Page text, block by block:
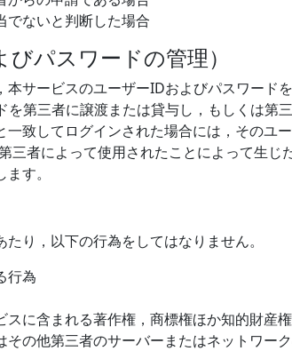
でないと判断した場合
パスワードの管理）
サービスのユーザーIDおよびパスワード
を第三者に譲渡または貸与し，もしくは第
致してログインされた場合には，そのユ
三者によって使用されたことによって生
す。
り，以下の行為をしてはなりません。
行為
に含まれる著作権，商標権ほか知的財産
その他第三者のサーバーまたはネットワー